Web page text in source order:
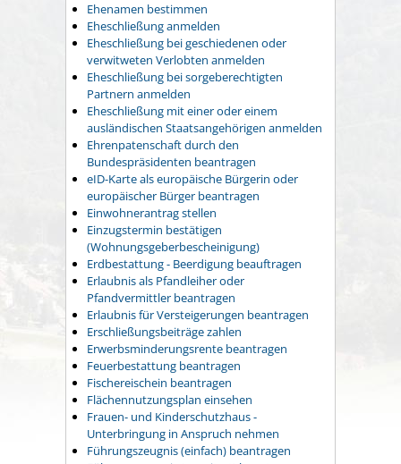
Ehenamen bestimmen
Eheschließung anmelden
Eheschließung bei geschiedenen oder
verwitweten Verlobten anmelden
Eheschließung bei sorgeberechtigten
Partnern anmelden
Eheschließung mit einer oder einem
ausländischen Staatsangehörigen anmelden
Ehrenpatenschaft durch den
Bundespräsidenten beantragen
eID-Karte als europäische Bürgerin oder
europäischer Bürger beantragen
Einwohnerantrag stellen
Einzugstermin bestätigen
(Wohnungsgeberbescheinigung)
Erdbestattung - Beerdigung beauftragen
Erlaubnis als Pfandleiher oder
Pfandvermittler beantragen
Erlaubnis für Versteigerungen beantragen
Erschließungsbeiträge zahlen
Erwerbsminderungsrente beantragen
Feuerbestattung beantragen
Fischereischein beantragen
Flächennutzungsplan einsehen
Frauen- und Kinderschutzhaus -
Unterbringung in Anspruch nehmen
Führungszeugnis (einfach) beantragen